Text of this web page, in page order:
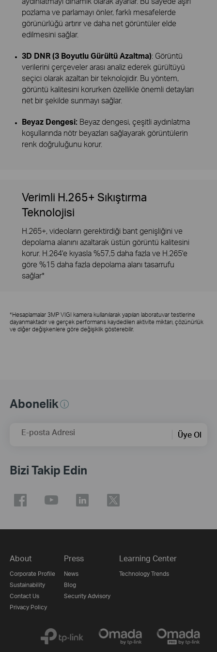
pozlama ve parlamayı önler, farklı mesafelerde
görünürlüğü artırır ve daha net görüntüler elde
edilmesini sağlar.
3D DNR (3 Boyutlu Gürültü Azaltma): Görüntü
verilerini çerçeveler arası analiz ederek gürültüyü
seçici olarak azaltan bir teknolojidir. Bu yöntem,
görüntü kalitesini korurken özellikle önemli detayları
net bir şekilde sunmayı sağlar.
Beyaz Dengesi: Beyaz dengesi, çeşitli aydınlatma
koşullarında nötr beyazları sağlayarak görüntülerin
renk doğruluğunu korur.
Verimli H.265+ Sıkıştırma
Teknolojisi
H.265+, videoların gerektirdiği bant genişliğini ve
depolama alanını azaltarak üstün görüntü kalitesini
korur. H.264'e kıyasla %57,5 daha fazla ve H.265'e
göre %15 daha fazla depolama alanı tasarrufu
sağlar*
*Hesaplamalar 3MP VIGI kamera kullanılarak yapılan laboratuvar testlerine
dayanmaktadır ve gerçek performans kaydedilen aktivite miktarı, çözünürlük
ve diğer değişkenlere göre değişiklik gösterebilir.
Abonelik
E-posta Adresi Üye Ol
Bizi Takip Edin
About
Corporate Profile
Sustainability
Contact Us
Privacy Policy
Press
News
Blog
Security Advisory
Learning Center
Technology Trends